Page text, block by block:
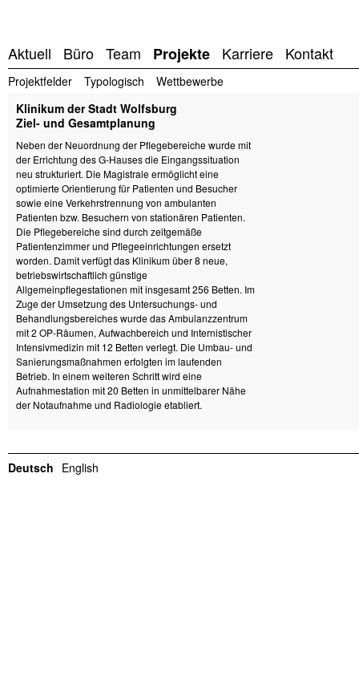
Aktuell Büro Team Projekte Karriere Kontakt
Projektfelder Typologisch
Wettbewerbe
Klinikum der Stadt Wolfsburg
Ziel- und Gesamtplanung
Neben der Neuordnung der Pflegebereiche wurde mit
der Errichtung des G-Hauses die Eingangssituation
neu strukturiert. Die Magistrale ermöglicht eine
optimierte Orientierung für Patienten und Besucher
sowie eine Verkehrstrennung von ambulanten
Patienten bzw. Besuchern von stationären Patienten.
Die Pflegebereiche sind durch zeitgemäße
Patientenzimmer und Pflegeeinrichtungen ersetzt
worden. Damit verfügt das Klinikum über 8 neue,
betriebswirtschaftlich günstige
Allgemeinpflegestationen mit insgesamt 256 Betten. Im
Zuge der Umsetzung des Untersuchungs- und
Behandlungsbereiches wurde das Ambulanzzentrum
mit 2 OP-Räumen, Aufwachbereich und Internistischer
Intensivmedizin mit 12 Betten verlegt. Die Umbau- und
Sanierungsmaßnahmen erfolgten im laufenden
Betrieb. In einem weiteren Schritt wird eine
Aufnahmestation mit 20 Betten in unmittelbarer Nähe
der Notaufnahme und Radiologie etabliert.
Deutsch English